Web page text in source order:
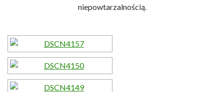
niepowtarzalnością.